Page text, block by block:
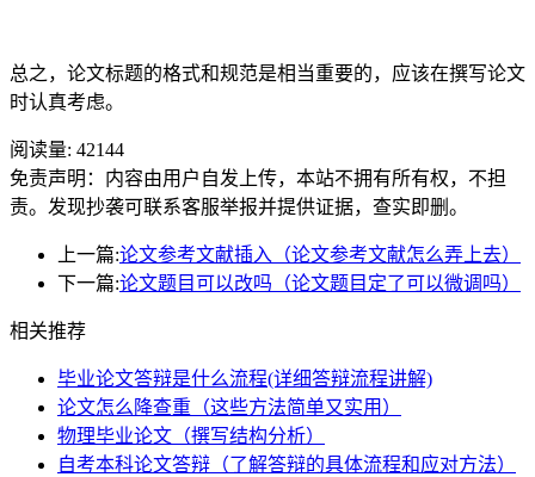
总之，论文标题的格式和规范是相当重要的，应该在撰写论文
时认真考虑。
阅读量: 42144
免责声明：内容由用户自发上传，本站不拥有所有权，不担
责。发现抄袭可联系客服举报并提供证据，查实即删。
上一篇:论文参考文献插入（论文参考文献怎么弄上去）
下一篇:论文题目可以改吗（论文题目定了可以微调吗）
相关推荐
毕业论文答辩是什么流程(详细答辩流程讲解)
论文怎么降查重（这些方法简单又实用）
物理毕业论文（撰写结构分析）
自考本科论文答辩（了解答辩的具体流程和应对方法）